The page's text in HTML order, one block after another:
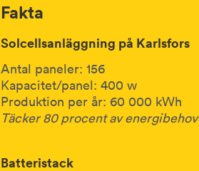
Fakta
Solcellsanläggning på Karlsfors
Antal paneler: 156
Kapacitet/panel: 400 w
Produktion per år: 60 000 kWh
Täcker 80 procent av
Batteristack